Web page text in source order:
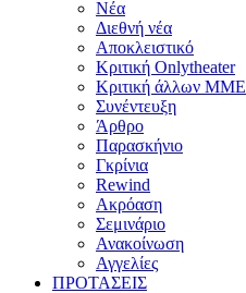
Νέα
Διεθνή νέα
Αποκλειστικό
Κριτική Onlytheater
Κριτική άλλων ΜΜΕ
Συνέντευξη
Άρθρο
Παρασκήνιο
Γκρίνια
Rewind
Ακρόαση
Σεμινάριο
Ανακοίνωση
Αγγελίες
ΠΡΟΤΑΣΕΙΣ